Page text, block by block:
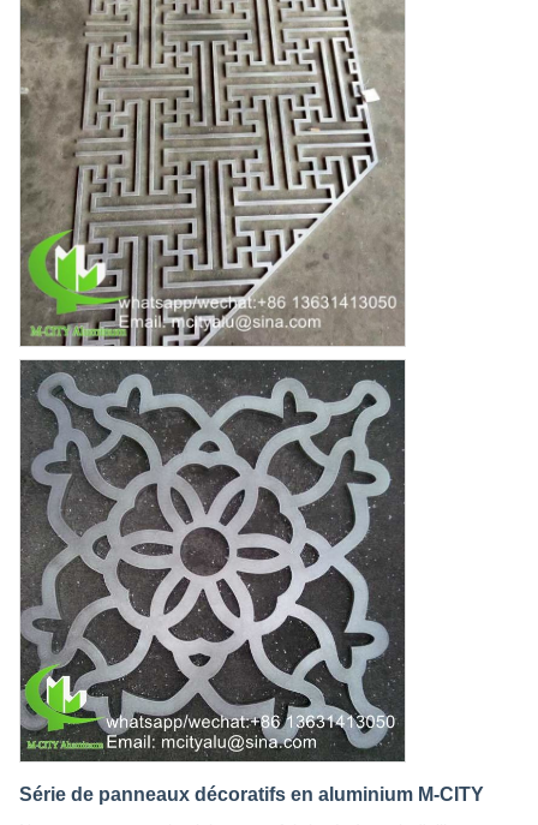
Série de panneaux décoratifs en aluminium M-CITY